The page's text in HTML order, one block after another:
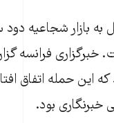
به بازار شجاعیه
فرانسه
این حمله اتفاق
خبرنگاری بود.